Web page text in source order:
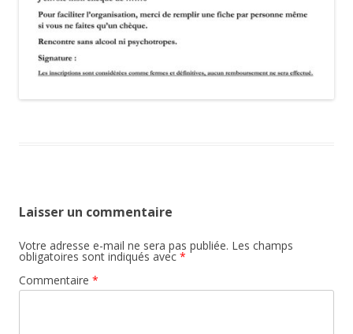
Laisser un commentaire
Votre adresse e-mail ne sera pas publiée. Les champs
obligatoires sont indiqués avec *
Commentaire *